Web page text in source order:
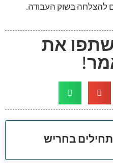
להצלחה בשוק העבודה.
את
בחריש